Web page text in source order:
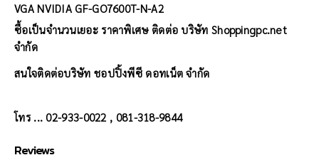
VGA NVIDIA GF-GO7600T-N-A2
ซื้อเป็นจำนวนเยอะ ราคาพิเศษ ติดต่อ บริษัท Shoppingpc.net
จำกัด
สนใจติดต่อบริษัท ชอปปิ้งพีซี ดอทเน็ต จำกัด
โทร ... 02-933-0022 , 081-318-9844
Reviews